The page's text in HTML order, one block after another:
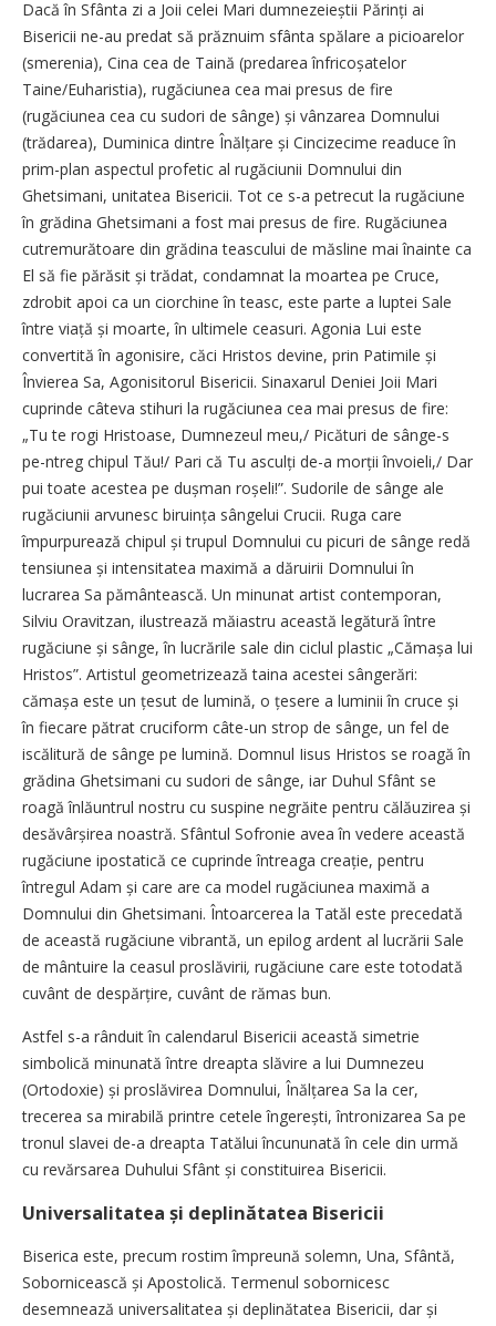
Dacă în Sfânta zi a Joii celei Mari dumnezeieștii Părinți ai
Bisericii ne-au pre­dat să prăznuim sfânta spălare a picioarelor
(smerenia), Cina cea de Taină (predarea înfricoșatelor
Taine/Euharis­tia), rugăciunea cea mai presus de fire
(rugăciunea cea cu sudori de sânge) și vânzarea Domnului
(trădarea), Duminica dintre Înălțare și Cincizecime readuce în
prim-plan aspectul profetic al rugăciunii Domnului din
Ghetsimani, unitatea Bisericii. Tot ce s-a petrecut la rugăciune
în grădina Ghetsimani a fost mai presus de fire. Rugăciunea
cutremurătoare din grădina teascului de măs­line mai înainte ca
El să fie părăsit și trădat, condamnat la moartea pe Cruce,
zdrobit apoi ca un ciorchine în teasc, este parte a luptei Sale
între viață și moarte, în ultimele ceasuri. Agonia Lui este
convertită în agonisire, căci Hristos devine, prin Patimile și
Învierea Sa, Agonisitorul Bisericii. Sinaxarul Deniei Joii Mari
cuprinde câteva stihuri la rugăciunea cea mai presus de fire:
„Tu te rogi Hristoase, Dumnezeul meu,/ Picături de sânge-s
pe-ntreg chipul Tău!/ Pari că Tu asculți de-a morții învoieli,/ Dar
pui toate acestea pe dușman roșeli!”. Sudorile de sânge ale
rugăciunii arvunesc biruința sângelui Crucii. Ruga care
împurpurează chipul și trupul Domnului cu picuri de sânge redă
tensiunea și intensitatea maximă a dăruirii Domnului în
lucrarea Sa pământească. Un minunat artist contemporan,
Silviu Oravitzan, ilustrează măiastru această legătură între
rugăciune și sânge, în lucrările sale din ciclul plastic „Cămașa lui
Hristos”. Artistul geometrizează taina acestei sângerări:
cămașa este un țesut de lumină, o țesere a luminii în cruce și
în fiecare pătrat cruciform ­câte-un strop de sânge, un fel de
iscălitură de sânge pe lumină. Domnul Iisus Hristos se roagă în
grădina Ghetsimani cu sudori de sânge, iar Duhul Sfânt se
roagă înlăuntrul nostru cu suspine negrăite pentru călăuzirea și
desă­vârșirea noastră. Sfântul Sofronie avea în vedere această
rugăciune ipostatică ce cuprinde întreaga creație, pentru
întregul Adam și care are ca model rugăciunea maximă a
Domnului din Ghetsimani. Întoarcerea la Tatăl este precedată
de această rugăciune vibrantă, un epilog ardent al lucrării Sale
de mântuire la ceasul proslăvirii, rugăciune care este totodată
cuvânt de despărțire, cuvânt de rămas bun.
Astfel s-a rânduit în calendarul Bisericii această simetrie
simbolică minunată între dreapta slăvire a lui Dumnezeu
(Ortodoxie) și proslăvirea Domnului, Înălța­rea Sa la cer,
trecerea sa mirabilă printre cetele îngerești, întronizarea Sa pe
tronul slavei de-a dreapta Tatălui încununată în cele din urmă
cu revărsarea Duhului Sfânt și constituirea Bisericii.
Universalitatea și deplinătatea Bisericii
Biserica este, precum rostim împreună solemn, Una, Sfântă,
Sobornicească și Apostolică. Termenul sobornicesc
desemnează universalitatea și deplinătatea Bisericii, dar și